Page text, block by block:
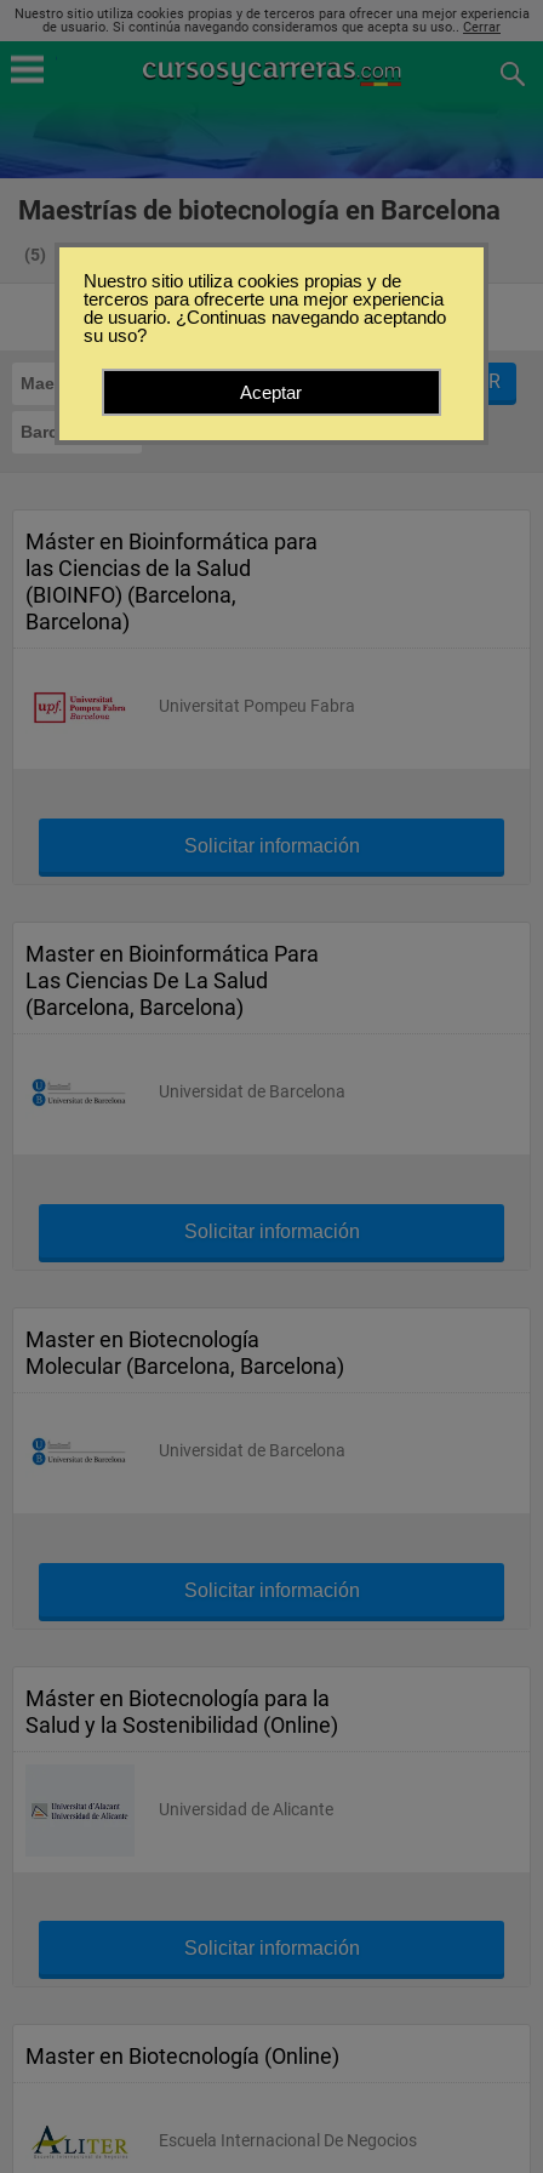
Nuestro sitio utiliza cookies propias y de terceros para ofrecer una mejor experiencia
de usuario. Si continúa navegando consideramos que acepta su uso.. Cerrar
Maestrías de biotecnología en Barcelona
(5)
Maestrías Biotecnología
Barcelona
FILTRAR
Máster en Bioinformática para
las Ciencias de la Salud
(BIOINFO) (Barcelona,
Barcelona)
Universitat Pompeu Fabra
Solicitar información
Master en Bioinformática Para
Las Ciencias De La Salud
(Barcelona, Barcelona)
Universidat de Barcelona
Solicitar información
Master en Biotecnología
Molecular (Barcelona, Barcelona)
Universidat de Barcelona
Solicitar información
Máster en Biotecnología para la
Salud y la Sostenibilidad (Online)
Universidad de Alicante
Solicitar información
Master en Biotecnología (Online)
Escuela Internacional De Negocios
Nuestro sitio utiliza cookies propias y de
terceros para ofrecerte una mejor experiencia
de usuario. ¿Continuas navegando aceptando
su uso?
Aceptar